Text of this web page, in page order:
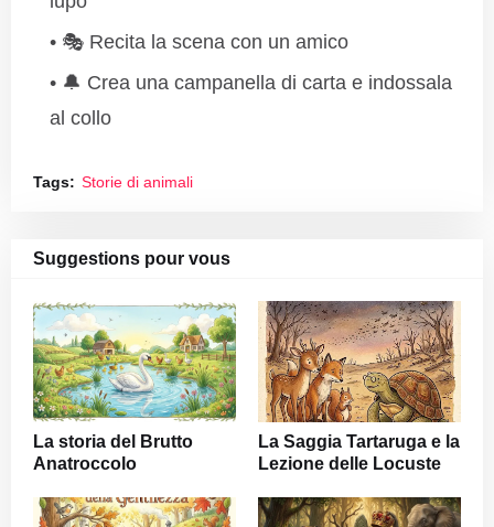
🎭 Recita la scena con un amico
🔔 Crea una campanella di carta e indossala
al collo
Tags: Storie di animali
Suggestions pour vous
La storia del Brutto
Anatroccolo
La Saggia Tartaruga e la
Lezione delle Locuste